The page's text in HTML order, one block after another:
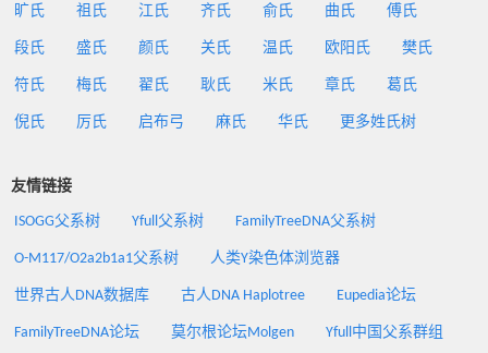
旷氏 祖氏 江氏 齐氏 俞氏 曲氏 傅氏
段氏 盛氏 颜氏 关氏 温氏 欧阳氏 樊氏
符氏 梅氏 翟氏 耿氏 米氏 章氏 葛氏
倪氏 厉氏 启布弓 麻氏 华氏 更多姓氏树
友情链接
ISOGG父系树 Yfull父系树 FamilyTreeDNA父系树
O-M117/O2a2b1a1父系树 人类Y染色体浏览器
世界古人DNA数据库 古人DNA Haplotree Eupedia论坛
FamilyTreeDNA论坛 莫尔根论坛Molgen Yfull中国父系群组